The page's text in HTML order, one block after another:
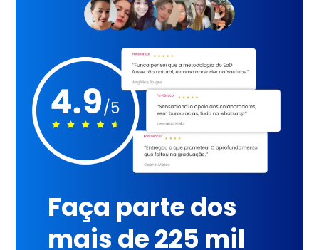
Faça parte dos
mais de 225 mil